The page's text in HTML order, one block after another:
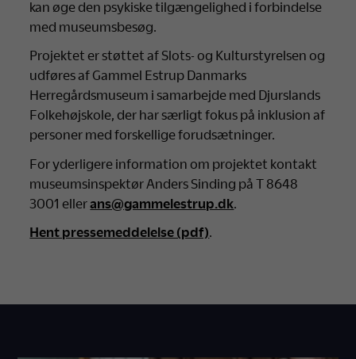
kan øge den psykiske tilgængelighed i forbindelse
med museumsbesøg.
Projektet er støttet af Slots- og Kulturstyrelsen og
udføres af Gammel Estrup Danmarks
Herregårdsmuseum i samarbejde med Djurslands
Folkehøjskole, der har særligt fokus på inklusion af
personer med forskellige forudsætninger.
For yderligere information om projektet kontakt
museumsinspektør Anders Sinding på T 8648
3001 ellerans@gammelestrup.dk
Hent pressemeddelelse (pdf).